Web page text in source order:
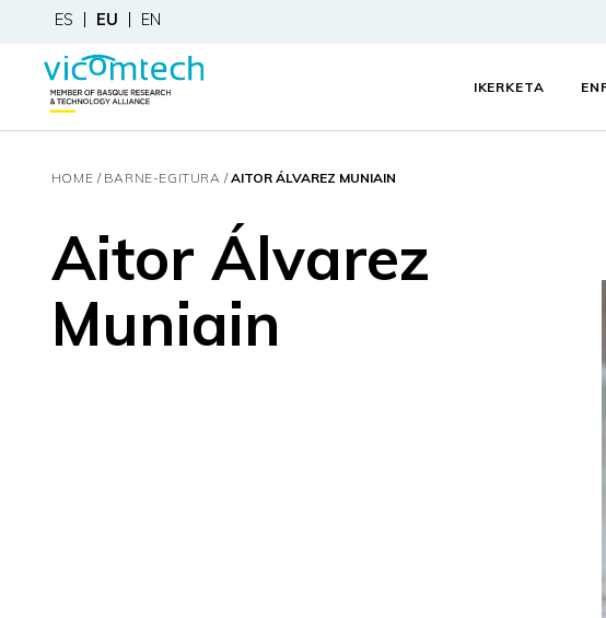
ES EU EN
IKERKETA
HOME BARNE-EGITURA AITOR ÁLVAREZ MUNIAIN
Aitor Álvarez
Muniain